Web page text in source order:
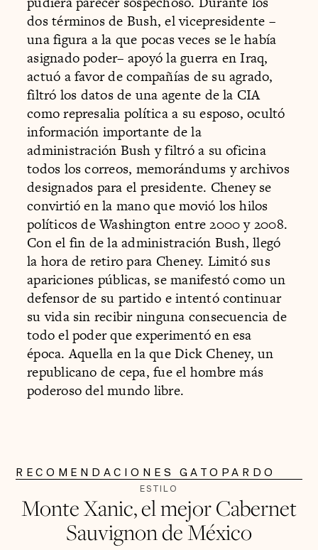
dos términos de Bush, el vicepresidente –
una figura a la que pocas veces se le había
asignado poder– apoyó la guerra en Iraq,
actuó a favor de compañías de su agrado,
filtró los datos de una agente de la CIA
como represalia política a su esposo, ocultó
información importante de la
administración Bush y filtró a su oficina
todos los correos, memorándums y archivos
designados para el presidente. Cheney se
convirtió en la mano que movió los hilos
políticos de Washington entre 2000 y 2008.
Con el fin de la administración Bush, llegó
la hora de retiro para Cheney. Limitó sus
apariciones públicas, se manifestó como un
defensor de su partido e intentó continuar
su vida sin recibir ninguna consecuencia de
todo el poder que experimentó en esa
época. Aquella en la que Dick Cheney, un
republicano de cepa, fue el hombre más
poderoso del mundo libre.
RECOMENDACIONES GATOPARDO
ESTILO
Monte Xanic, el mejor Cabernet
Sauvignon de México